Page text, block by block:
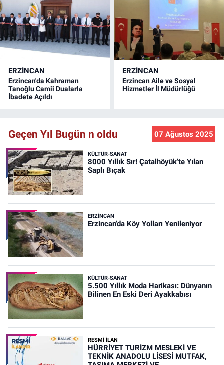
ERZINCAN
Erzincan'da Kahraman
Tanoğlu Camii Dualarla
İbadete Açıldı
ERZINCAN
Erzincan Aile ve Sosyal
Hizmetler İl Müdürlüğü
Geçen Yıl Bugün n oldu 07 Ağustos 2025
KÜLTÜR-SANAT
8000 Yıllık Sır! Çatalhöyük’te Yılan
Saplı Bıçak
ERZINCAN
Erzincan’da Köy Yolları Yenileniyor
KÜLTÜR-SANAT
5.500 Yıllık Moda Harikası: Dünyanın
Bilinen En Eski Deri Ayakkabısı
RESMİ İLAN
HÜRRİYET TURİZM MESLEKİ VE
TEKNİK ANADOLU LİSESİ MUTFAK,